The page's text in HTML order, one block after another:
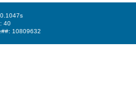
40
10809632